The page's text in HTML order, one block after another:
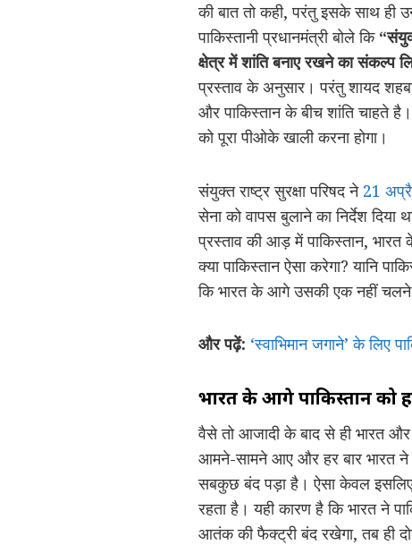
की बात तो कही, परंतु इसके साथ ही
पाकिस्तानी प्रधानमंत्री बोले कि
क्षेत्र में शांति बनाए रखने का संकल्प
प्रस्ताव के अनुसार। परंतु शायद
और पाकिस्तान के बीच शांति चाहते
को पूरा पीओके खाली करना होगा।
संयुक्त राष्ट्र सुरक्षा परिषद ने 21
सेना को वापस बुलाने का निर्देश
प्रस्ताव की आड़ में पाकिस्तान,
क्या पाकिस्तान ऐसा करेगा? यानि
कि भारत के आगे उसकी एक नहीं चलने
और पढ़ें: ‘स्वाभिमान जगाने’ के लिए
भारत के आगे पाकिस्तान को
वैसे तो आजादी के बाद से ही भारत
आमने-सामने आए और हर बार भारत ने
सबकुछ बंद पड़ा है। ऐसा केवल इसलिए
रहता है। यही कारण है कि भारत ने
आतंक की फैक्ट्री बंद रखेगा, तब ही